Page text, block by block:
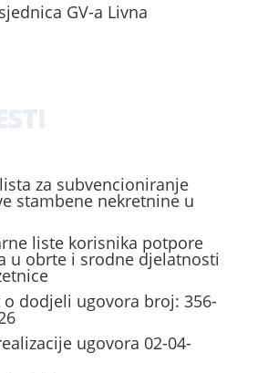
GV-a Livna
za subvencioniranje
stambene nekretnine u
liste korisnika potpore
u obrte i srodne djelatnosti
o dodjeli ugovora broj: 356-
ugovora 02-04-